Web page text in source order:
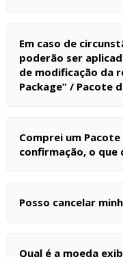
Em caso de
poderão ser
de modificação da
Package” / Pacote
Comprei um
confirmação, o que
Posso cancelar
Qual é a moeda